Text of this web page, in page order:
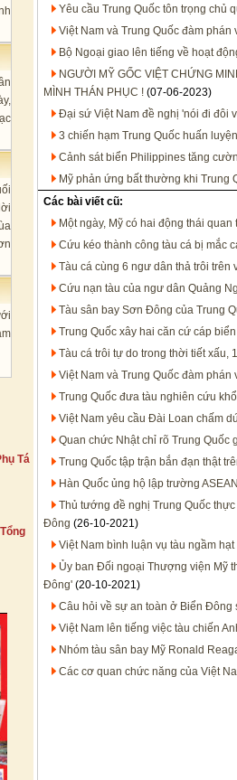
Tá
Yêu cầu Trung Quốc tôn trọng chủ
Việt Nam và Trung Quốc đàm phán
Bộ Ngoại giao lên tiếng về hoạt
NGƯỜI MỸ GỐC VIỆT CHỨNG
MÌNH THÁN PHỤC ! (07-06-2023)
Đại sứ Việt Nam đề nghị 'nói đi đôi
3 chiến hạm Trung Quốc huấn
Cảnh sát biển Philippines tăng
Mỹ phản ứng bất thường khi Trung
Các bài viết cũ:
Một ngày, Mỹ có hai động thái
Cứu kéo thành công tàu cá bị mắc
Tàu cá cùng 6 ngư dân thả trôi trên
Cứu nạn tàu của ngư dân Quảng
Tàu sân bay Sơn Đông của Trung
Trung Quốc xây hai căn cứ cáp
Tàu cá trôi tự do trong thời tiết xấu,
Việt Nam và Trung Quốc đàm phán
Trung Quốc đưa tàu nghiên cứu
Việt Nam yêu cầu Đài Loan chấm
Quan chức Nhật chỉ rõ Trung
Trung Quốc tập trận bắn đạn thật
Hàn Quốc ủng hộ lập trường
Thủ tướng đề nghị Trung Quốc
Đông (26-10-2021)
Việt Nam bình luận vụ tàu ngầm
Ủy ban Đối ngoại Thượng viện Mỹ
Đông' (20-10-2021)
Câu hỏi về sự an toàn ở Biển Đông
Việt Nam lên tiếng việc tàu chiến
Nhóm tàu sân bay Mỹ Ronald
Các cơ quan chức năng của Việt